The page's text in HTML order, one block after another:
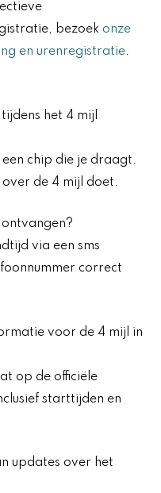
bezoek onze
en urenregistratie.
het 4 mijl
chip die je draagt.
over de 4 mijl doet.
ontvangen?
via een sms
correct
voor de 4 mijl in
op de officiële
starttijden en
updates over het